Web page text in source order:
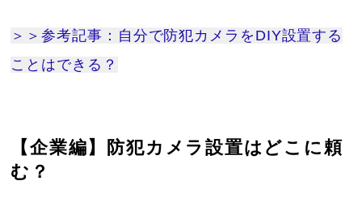
＞＞参考記事：自分で防犯カメラをDIY設置する
ことはできる？
【企業編】防犯カメラ設置はどこに頼
む？